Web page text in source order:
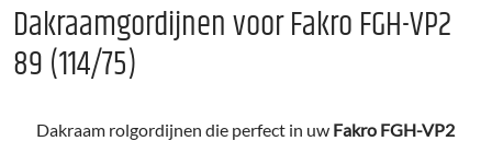
Dakraamgordijnen voor Fakro FGH-VP2
89 (114/75)
Dakraam rolgordijnen die perfect in uw Fakro FGH-VP2